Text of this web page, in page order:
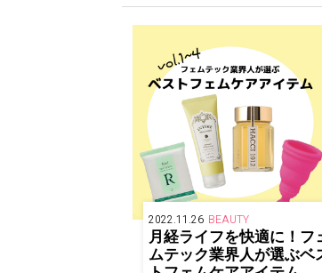
2022.11.26 BEAUTY
月経ライフを快適に！フ
ムテック業界人が選ぶベ